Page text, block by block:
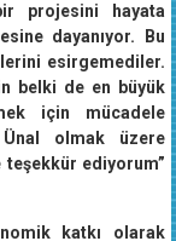
dayanıyor. Bu
esirgemediler.
belki de en büyük
için mücadele
Ünal olmak üzere
ediyorum”